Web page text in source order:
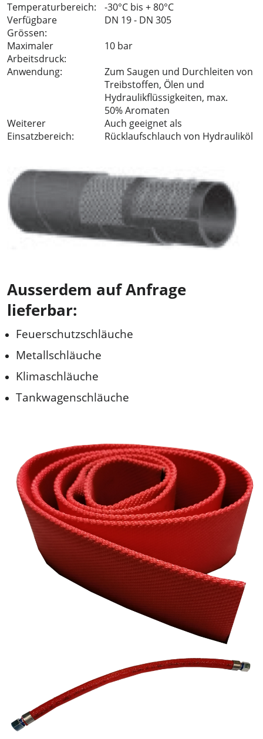
Temperaturbereich:
-30°C bis + 80°C
Verfügbare
Grössen:
DN 19 - DN 305
Maximaler
Arbeitsdruck:
10 bar
Anwendung:
Zum Saugen und Durchleiten von
Treibstoffen, Ölen und
Hydraulikflüssigkeiten, max.
50% Aromaten
Weiterer
Einsatzbereich:
Auch geeignet als
Rücklaufschlauch von Hydrauliköl
Ausserdem auf Anfrage
lieferbar:
Feuerschutzschläuche
Metallschläuche
Klimaschläuche
Tankwagenschläuche